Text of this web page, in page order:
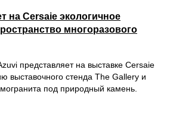
на Cersaie экологичное
многоразового
представляет на выставке Cersaie
выставочного стенда The Gallery и
под природный камень.